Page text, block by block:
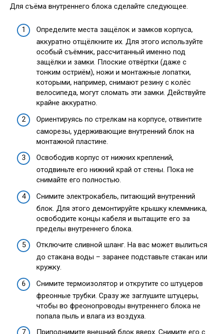
Для съёма внутреннего блока сделайте следующее.
Определите места защёлок и замков корпуса,
аккуратно отщёлкните их. Для этого используйте
особый съёмник, рассчитанный именно под
защёлки и замки. Плоские отвёртки (даже с
тонким остриём), ножи и монтажные лопатки,
которыми, например, снимают резину с колёс
велосипеда, могут сломать эти замки. Действуйте
крайне аккуратно.
Ориентируясь по стрелкам на корпусе, отвинтите
саморезы, удерживающие внутренний блок на
монтажной пластине.
Освободив корпус от нижних креплений,
отодвиньте его нижний край от стены. Пока не
снимайте его полностью.
Снимите электрокабель, питающий внутренний
блок. Для этого демонтируйте крышку клеммника,
освободите концы кабеля и вытащите его за
пределы внутреннего блока.
Отключите сливной шланг. На вас может вылиться
до стакана воды – заранее подставьте стакан или
кружку.
Снимите термоизолятор и открутите со штуцеров
фреонные трубки. Сразу же заглушите штуцеры,
чтобы во фреонопроводы внутреннего блока не
попала пыль и влага из воздуха.
Приподнимите внешний блок вверх. Снимите его с